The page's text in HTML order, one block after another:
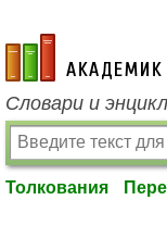
academic.ru
Словари и
Толкования